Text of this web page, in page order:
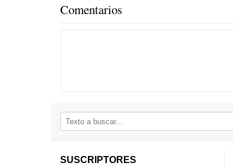
Comentarios
SUSCRIPTORES